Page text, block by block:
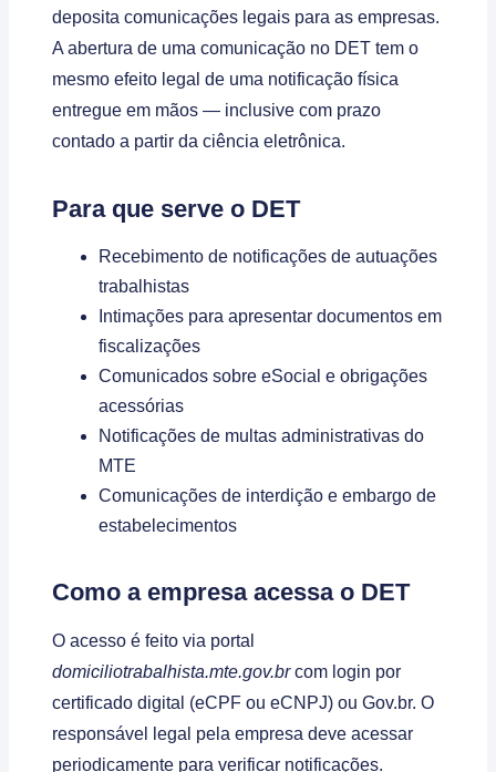
deposita comunicações legais para as empresas.
A abertura de uma comunicação no DET tem o
mesmo efeito legal de uma notificação física
entregue em mãos — inclusive com prazo
contado a partir da ciência eletrônica.
Para que serve o DET
Recebimento de notificações de autuações
trabalhistas
Intimações para apresentar documentos em
fiscalizações
Comunicados sobre eSocial e obrigações
acessórias
Notificações de multas administrativas do
MTE
Comunicações de interdição e embargo de
estabelecimentos
Como a empresa acessa o DET
O acesso é feito via portal
domiciliotrabalhista.mte.gov.brcom login por
certificado digital (eCPF ou eCNPJ) ou Gov.br. O
responsável legal pela empresa deve acessar
periodicamente para verificar notificações.